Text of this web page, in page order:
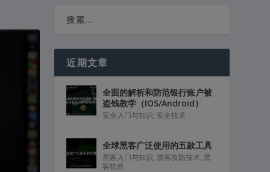
近期文章
全面的解析和防范银行账户被
盗钱教学（IOS/Android）
安全入门与知识, 安全技术
全球黑客广泛使用的五款工具
黑客入门与知识, 黑客攻防技术, 黑
客软件